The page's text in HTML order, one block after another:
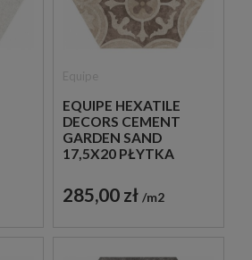
EQUIPE HEXATILE
DECORS CEMENT
GARDEN SAND
17,5X20 PŁYTKA
285,00 zł m2